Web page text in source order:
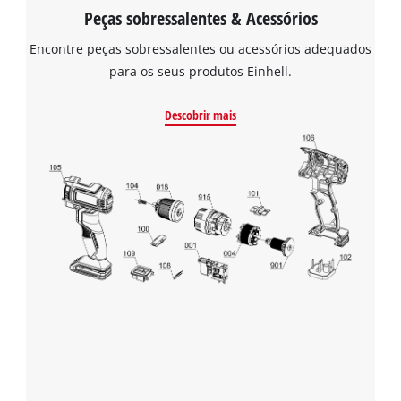
Peças sobressalentes & Acessórios
Encontre peças sobressalentes ou acessórios adequados
para os seus produtos Einhell.
Descobrir mais